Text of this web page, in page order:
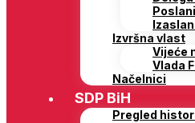
Izvršna vlast
Vijeće
Vlada
Načelnici
SDP BiH
Pregled